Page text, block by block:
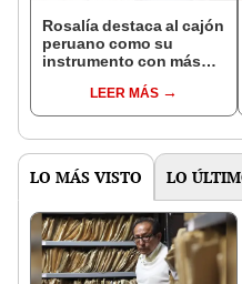
Rosalía destaca al cajón
peruano como su
instrumento con más
hermoso cómo suena"
LEER MÁS
LO MÁS VISTO LO